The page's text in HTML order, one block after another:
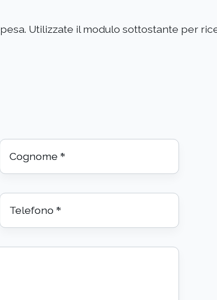
Utilizzate il modulo sottostante per
Cognome *
Telefono *